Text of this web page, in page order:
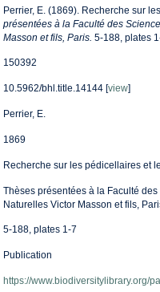
Perrier, E. (1869). Recherche sur
présentées à la Faculté des
Masson et fils, Paris. 5-188, plates
150392
10.5962/bhl.title.14144 [view]
Perrier, E.
1869
Recherche sur les pédicellaires et
Thèses présentées à la Faculté
Naturelles Victor Masson et fils,
5-188, plates 1-7
Publication
https://www.biodiversitylibrary.org/